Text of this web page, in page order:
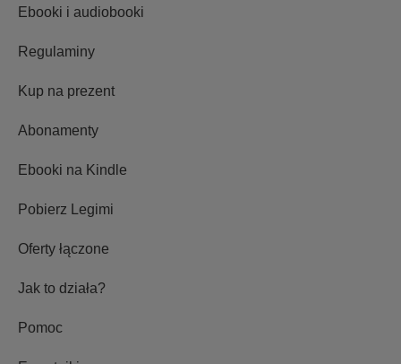
Ebooki i audiobooki
Regulaminy
Kup na prezent
Abonamenty
Ebooki na Kindle
Pobierz Legimi
Oferty łączone
Jak to działa?
Pomoc